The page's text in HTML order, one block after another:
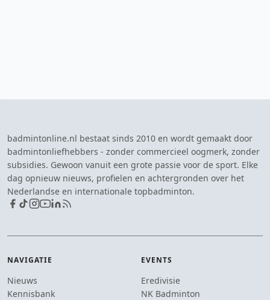
badmintonline.nl bestaat sinds 2010 en wordt gemaakt door
badmintonliefhebbers - zonder commercieel oogmerk, zonder
subsidies. Gewoon vanuit een grote passie voor de sport. Elke
dag opnieuw nieuws, profielen en achtergronden over het
Nederlandse en internationale topbadminton.
NAVIGATIE
Nieuws
Kennisbank
EVENTS
Eredivisie
NK Badminton